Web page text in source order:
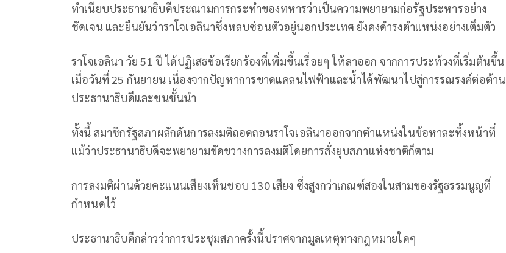
ทำเนียบประธานาธิบดีประณามการกระทำของทหารว่าเป็นความพยายามก่อรัฐประหารอย่าง
ชัดเจน และยืนยันว่าราโจเอลินาซึ่งหลบซ่อนตัวอยู่นอกประเทศ ยังคงดำรงตำแหน่งอย่างเต็มตัว
ราโจเอลินา วัย 51 ปี ได้ปฏิเสธข้อเรียกร้องที่เพิ่มขึ้นเรื่อยๆ ให้ลาออก จากการประท้วงที่เริ่มต้นขึ้น
เมื่อวันที่ 25 กันยายน เนื่องจากปัญหาการขาดแคลนไฟฟ้าและน้ำได้พัฒนาไปสู่การรณรงค์ต่อต้าน
ประธานาธิบดีและชนชั้นนำ
ทั้งนี้ สมาชิกรัฐสภาผลักดันการลงมติถอดถอนราโจเอลินาออกจากตำแหน่งในข้อหาละทิ้งหน้าที่
แม้ว่าประธานาธิบดีจะพยายามขัดขวางการลงมติโดยการสั่งยุบสภาแห่งชาติก็ตาม
การลงมติผ่านด้วยคะแนนเสียงเห็นชอบ 130 เสียง ซึ่งสูงกว่าเกณฑ์สองในสามของรัฐธรรมนูญที่
กำหนดไว้
ประธานาธิบดีกล่าวว่าการประชุมสภาครั้งนี้ปราศจากมูลเหตุทางกฎหมายใดๆ